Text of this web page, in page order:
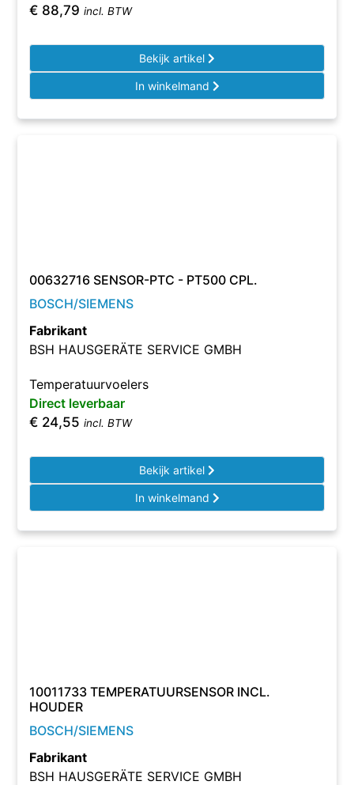
€ 88,79 incl. BTW
Bekijk artikel
In winkelmand
00632716 SENSOR-PTC - PT500 CPL.
BOSCH/SIEMENS
Fabrikant
BSH HAUSGERÄTE SERVICE GMBH
Temperatuurvoelers
Direct leverbaar
€ 24,55 incl. BTW
Bekijk artikel
In winkelmand
10011733 TEMPERATUURSENSOR INCL.
HOUDER
BOSCH/SIEMENS
Fabrikant
BSH HAUSGERÄTE SERVICE GMBH